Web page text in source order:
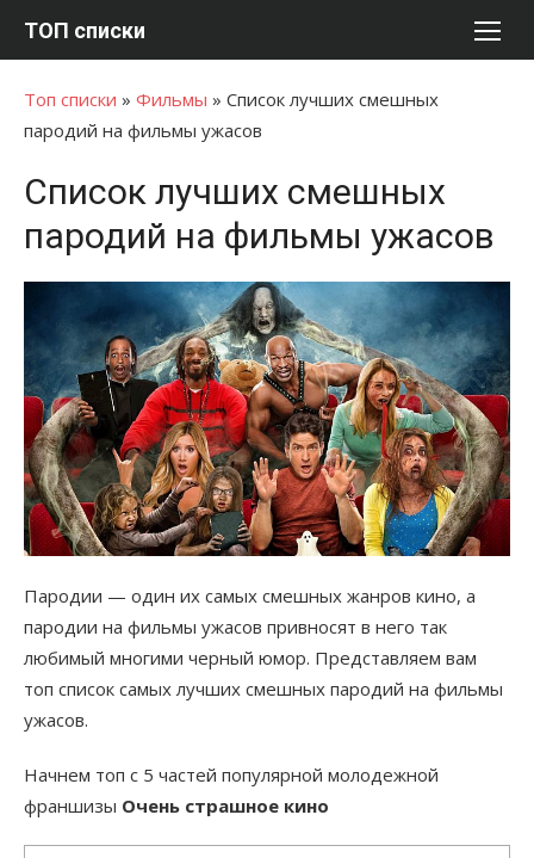
ТОП списки
Топ списки » Фильмы » Список лучших смешных
пародий на фильмы ужасов
Список лучших смешных
пародий на фильмы ужасов
Пародии — один их самых смешных жанров кино, а
пародии на фильмы ужасов привносят в него так
любимый многими черный юмор. Представляем вам
топ список самых лучших смешных пародий на фильмы
ужасов.
Начнем топ с 5 частей популярной молодежной
франшизы Очень страшное кино